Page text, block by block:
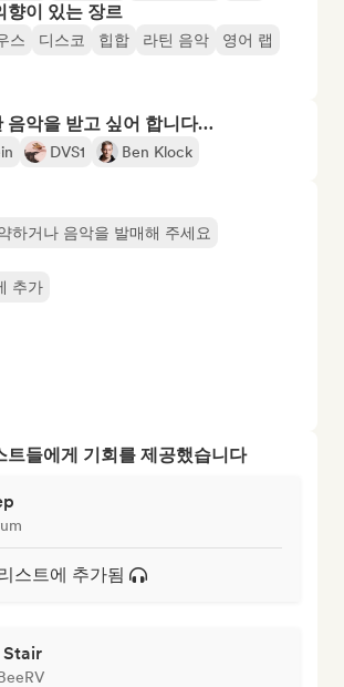
향이 있는 장르
스 디스코 힙합 라틴 음악
영어 랩
음악을 받고 싶어 합니다…
DVS1 Ben Klock
하거나 음악을 발매해 주세요
추가
트들에게 기회를 제공했습니다
스트에 추가됨